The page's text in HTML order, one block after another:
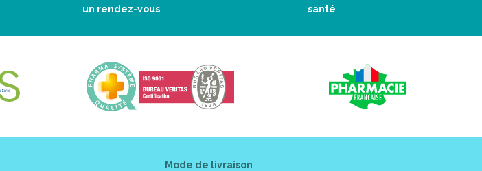
un rendez-vous
santé
Mode de livraison